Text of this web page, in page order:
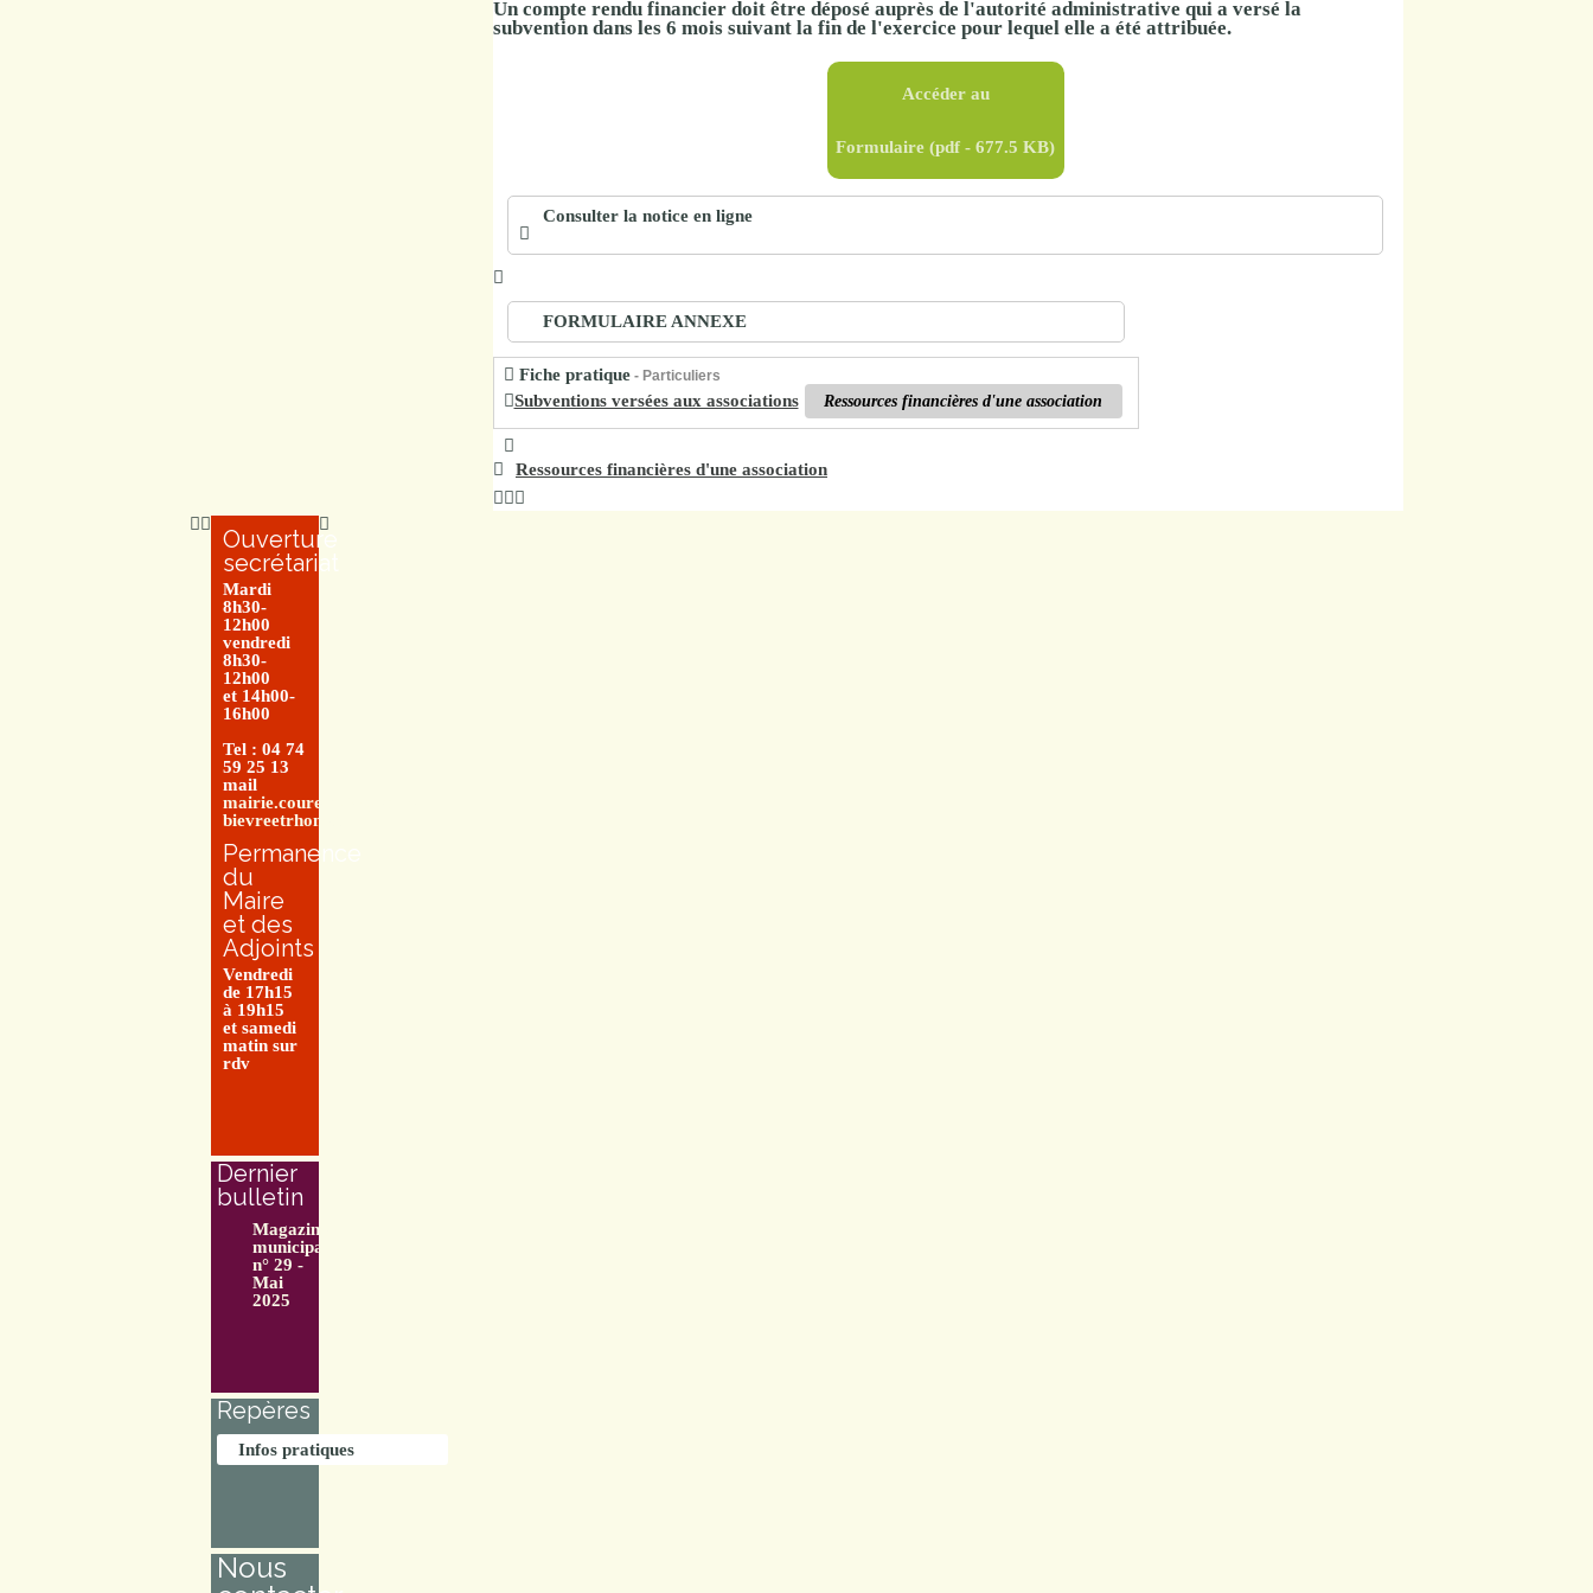
publics
proches de
Buis
Visiter,
découvrir
Un compte rendu financier doit être déposé auprès de l'autorité administrative qui a versé la
subvention dans les 6 mois suivant la fin de l'exercice pour lequel elle a été attribuée.
Accéder au
Formulaire (pdf - 677.5 KB)
Consulter la notice en ligne
FORMULAIRE ANNEXE
Fiche pratique- Particuliers
Subventions versées aux associations Ressources financières d'une association
Ressources financières d'une association
Ouverture
secrétariat
Mardi
8h30-
12h00
vendredi
8h30-
12h00
et 14h00-
16h00
Tel : 04 74
59 25 13
mail
mairie.couretbuis@entre-
bievreetrhone.fr
Permanence
du
Maire
et des
Adjoints
Vendredi
de 17h15
à 19h15
et samedi
matin sur
rdv
Dernier
bulletin
Magazine
municipal
n° 29 -
Mai
2025
Repères
Infos pratiques
Nous